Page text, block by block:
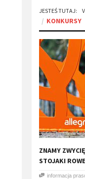
JESTEŚ TUTAJ:
KONKURSY
ZNAMY
STOJAKI
informacja